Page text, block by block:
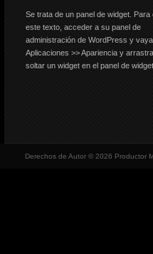
Se trata de un panel de widget. Para
este texto, acceder a su panel de
administración de WordPress y
Aplicaciones >> Apariencia y
soltar un widget en el panel de widget.
Derechos de Autor © 2026 Productor